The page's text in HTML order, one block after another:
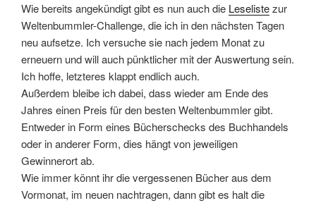
Wie bereits angekündigt gibt es nun auch die Leselistezur
Weltenbummler-Challenge, die ich in den nächsten Tagen
neu aufsetze. Ich versuche sie nach jedem Monat zu
erneuern und will auch pünktlicher mit der Auswertung sein.
Ich hoffe, letzteres klappt endlich auch.
Außerdem bleibe ich dabei, dass wieder am Ende des
Jahres einen Preis für den besten Weltenbummler gibt.
Entweder in Form eines Bücherschecks des Buchhandels
oder in anderer Form, dies hängt von jeweiligen
Gewinnerort ab.
Wie immer könnt ihr die vergessenen Bücher aus dem
Vormonat, im neuen nachtragen, dann gibt es halt die